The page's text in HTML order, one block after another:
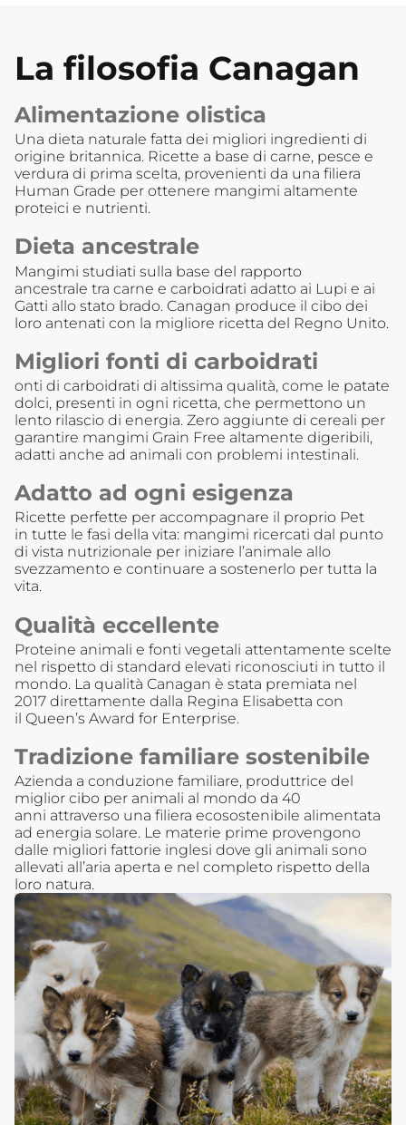
La filosofia Canagan
Alimentazione olistica
Una dieta naturale fatta dei migliori ingredienti di
origine britannica. Ricette a base di carne, pesce e
verdura di prima scelta, provenienti da una filiera
Human Grade per ottenere mangimi altamente
proteici e nutrienti.
Dieta ancestrale
Mangimi studiati sulla base del rapporto
ancestrale tra carne e carboidrati adatto ai Lupi e ai
Gatti allo stato brado. Canagan produce il cibo dei
loro antenati con la migliore ricetta del Regno Unito.
Migliori fonti di carboidrati
onti di carboidrati di altissima qualità, come le patate
dolci, presenti in ogni ricetta, che permettono un
lento rilascio di energia. Zero aggiunte di cereali per
garantire mangimi Grain Free altamente digeribili,
adatti anche ad animali con problemi intestinali.
Adatto ad ogni esigenza
Ricette perfette per accompagnare il proprio Pet
in tutte le fasi della vita: mangimi ricercati dal punto
di vista nutrizionale per iniziare l’animale allo
svezzamento e continuare a sostenerlo per tutta la
vita.
Qualità eccellente
Proteine animali e fonti vegetali attentamente scelte
nel rispetto di standard elevati riconosciuti in tutto il
mondo. La qualità Canagan è stata premiata nel
2017 direttamente dalla Regina Elisabetta con
il Queen’s Award for Enterprise.
Tradizione familiare sostenibile
Azienda a conduzione familiare, produttrice del
miglior cibo per animali al mondo da 40
anni attraverso una filiera ecosostenibile alimentata
ad energia solare. Le materie prime provengono
dalle migliori fattorie inglesi dove gli animali sono
allevati all’aria aperta e nel completo rispetto della
loro natura.